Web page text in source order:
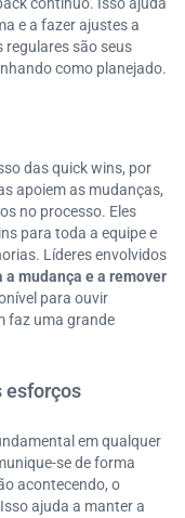
e a fazer ajustes a
regulares são seus
como planejado.
das quick wins, por
apoiem as mudanças,
no processo. Eles
para toda a equipe e
Líderes envolvidos
mudança e a remover
para ouvir
faz uma grande
esforços
em qualquer
se de forma
acontecendo, o
ajuda a manter a